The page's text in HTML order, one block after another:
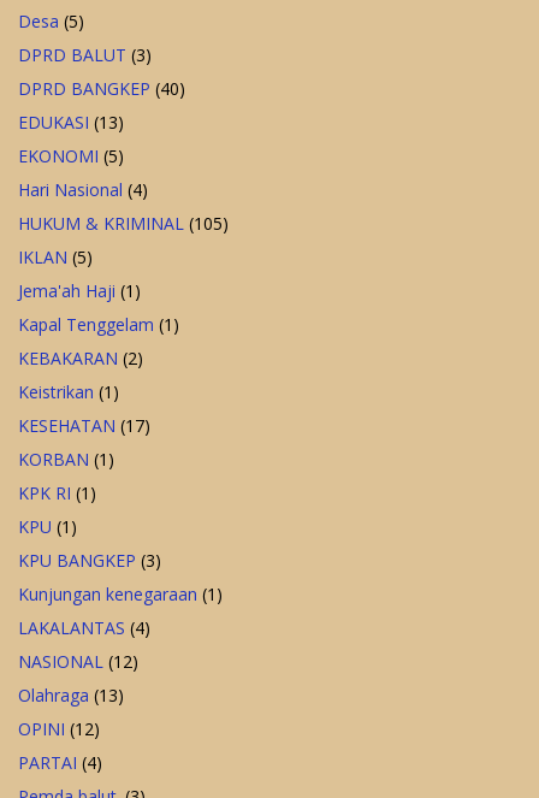
Desa (5)
DPRD BALUT (3)
DPRD BANGKEP (40)
EDUKASI (13)
EKONOMI (5)
Hari Nasional (4)
HUKUM & KRIMINAL (105)
IKLAN (5)
Jema'ah Haji (1)
Kapal Tenggelam (1)
KEBAKARAN (2)
Keistrikan (1)
KESEHATAN (17)
KORBAN (1)
KPK RI (1)
KPU (1)
KPU BANGKEP (3)
Kunjungan kenegaraan (1)
LAKALANTAS (4)
NASIONAL (12)
Olahraga (13)
OPINI (12)
PARTAI (4)